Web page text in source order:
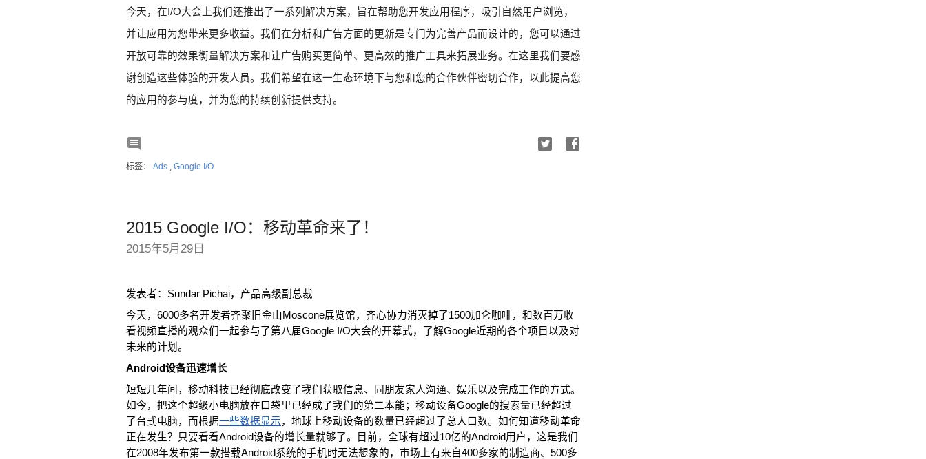
今天，在I/O大会上我们还推出了一系列解决方案，旨在帮助您开发应用程序，吸引自然用户浏览，
并让应用为您带来更多收益。我们在分析和广告方面的更新是专门为完善产品而设计的，您可以通过
开放可靠的效果衡量解决方案和让广告购买更简单、更高效的推广工具来拓展业务。在这里我们要感
谢创造这些体验的开发人员。我们希望在这一生态环境下与您和您的合作伙伴密切合作，以此提高您
的应用的参与度，并为您的持续创新提供支持。

标签： Ads , Google I/O
2015 Google I/O：移动革命来了！
2015年5月29日
发表者：Sundar Pichai，产品高级副总裁
今天，6000多名开发者齐聚旧金山Moscone展览馆，齐心协力消灭掉了1500加仑咖啡，和数百万收
看视频直播的观众们一起参与了第八届Google I/O大会的开幕式，了解Google近期的各个项目以及对
未来的计划。
Android设备迅速增长
短短几年间，移动科技已经彻底改变了我们获取信息、同朋友家人沟通、娱乐以及完成工作的方式。
如今，把这个超级小电脑放在口袋里已经成了我们的第二本能；移动设备Google的搜索量已经超过
了台式电脑，而根据一些数据显示，地球上移动设备的数量已经超过了总人口数。如何知道移动革命
正在发生？只要看看Android设备的增长量就够了。目前，全球有超过10亿的Android用户，这是我们
在2008年发布第一款搭载Android系统的手机时无法想象的，市场上有来自400多家的制造商、500多